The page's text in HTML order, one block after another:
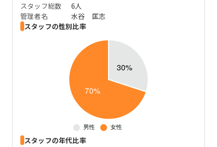
スタッフ総数
6人
管理者名
水谷 匡志
スタッフの性別比率
スタッフの年代比率